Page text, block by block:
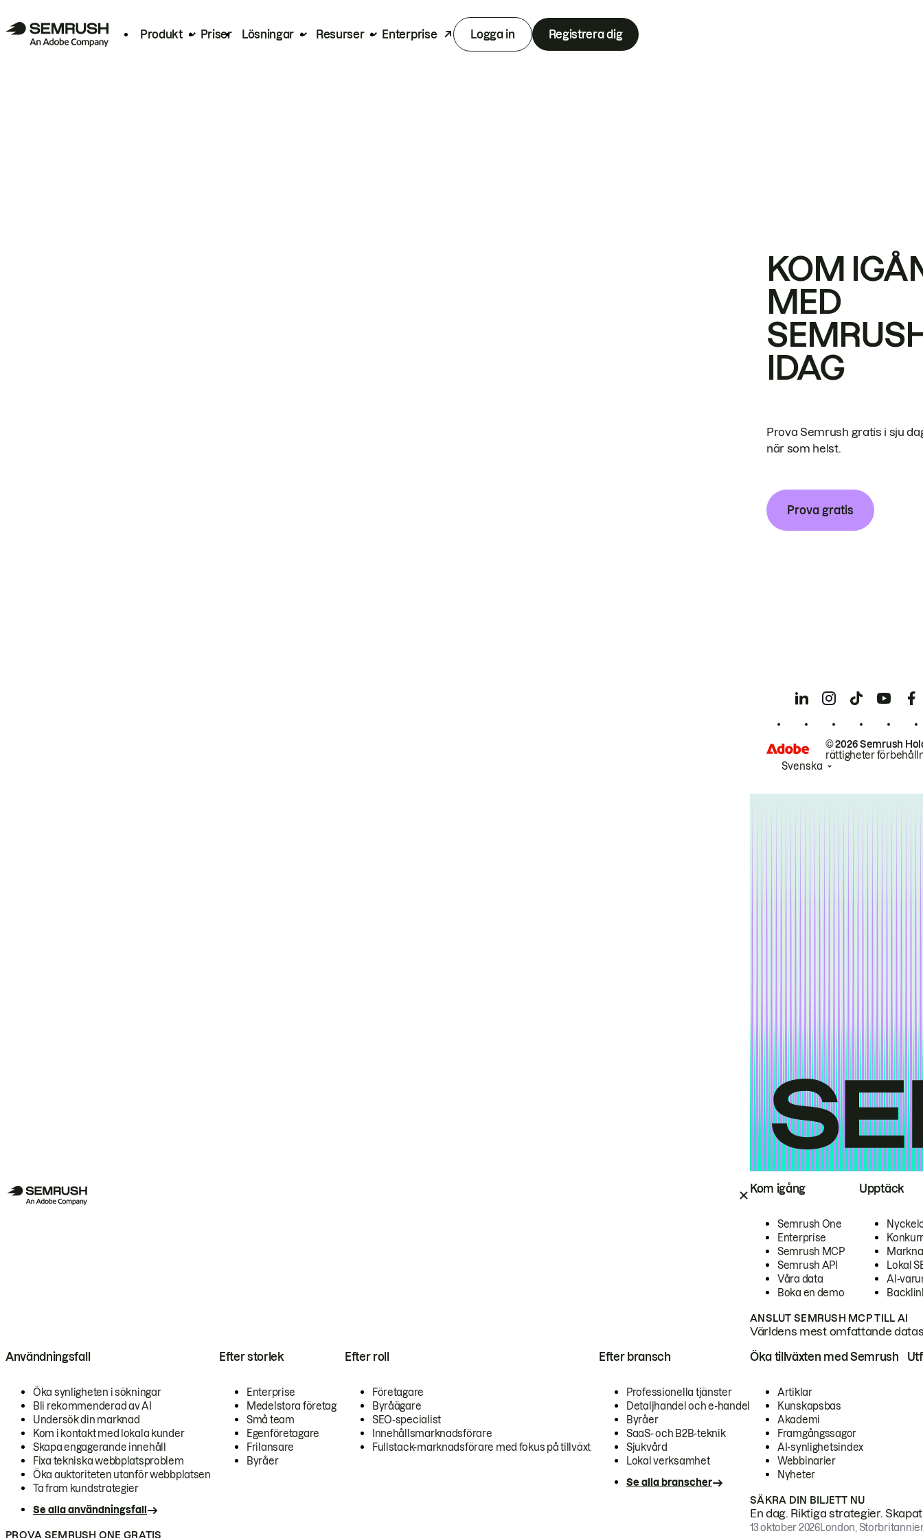
Produkt Priser Lösningar Resurser Enterprise Logga in Registrera dig
Kom igång
Semrush One
Enterprise
Semrush MCP
Semrush API
Våra data
Boka en demo
Upptäck
Lokal
AI-
ANSLUT SEMRUSH MCP TILL AI
Världens mest omfattande
Användningsfall
Öka synligheten i sökningar
Bli rekommenderad av AI
Undersök din marknad
Kom i kontakt med lokala kunder
Skapa engagerande innehåll
Fixa tekniska webbplatsproblem
Öka auktoriteten utanför webbplatsen
Ta fram kundstrategier
Se alla användningsfall
Efter storlek
Enterprise
Medelstora företag
Små team
Egenföretagare
Frilansare
Byråer
Efter roll
Företagare
Byråägare
SEO-specialist
Innehållsmarknadsförare
Fullstack-marknadsförare med fokus på tillväxt
Efter bransch
Professionella tjänster
Detaljhandel och e-handel
Byråer
SaaS- och B2B-teknik
Sjukvård
Lokal verksamhet
Se alla branscher
PROVA SEMRUSH ONE GRATIS
Öka tillväxten med Semrush
Artiklar
Kunskapsbas
Akademi
Framgångssagor
AI-synlighetsindex
Webbinarier
Nyheter
SÄKRA DIN BILJETT NU
En dag. Riktiga strategier.
13 oktober 2026London,
KOM
MED
IDAG
Prova Semrush gratis i sju
när som helst.
Prova gratis
© 2026 Semrush
rättigheter
Svenska